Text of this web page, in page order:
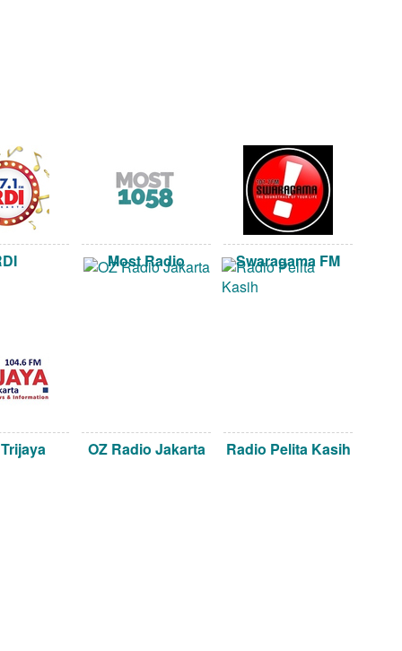
Most Radio Swaragama FM
OZ Radio Jakarta Radio Pelita Kasih